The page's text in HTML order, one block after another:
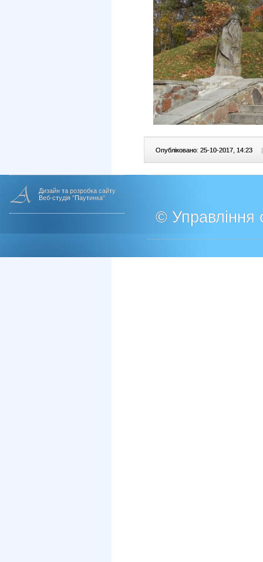
Опубліковано: 25-10-2017, 14:23 |
Дизайн та розробка сайту
Веб-студія "Паутинка"
© Управління